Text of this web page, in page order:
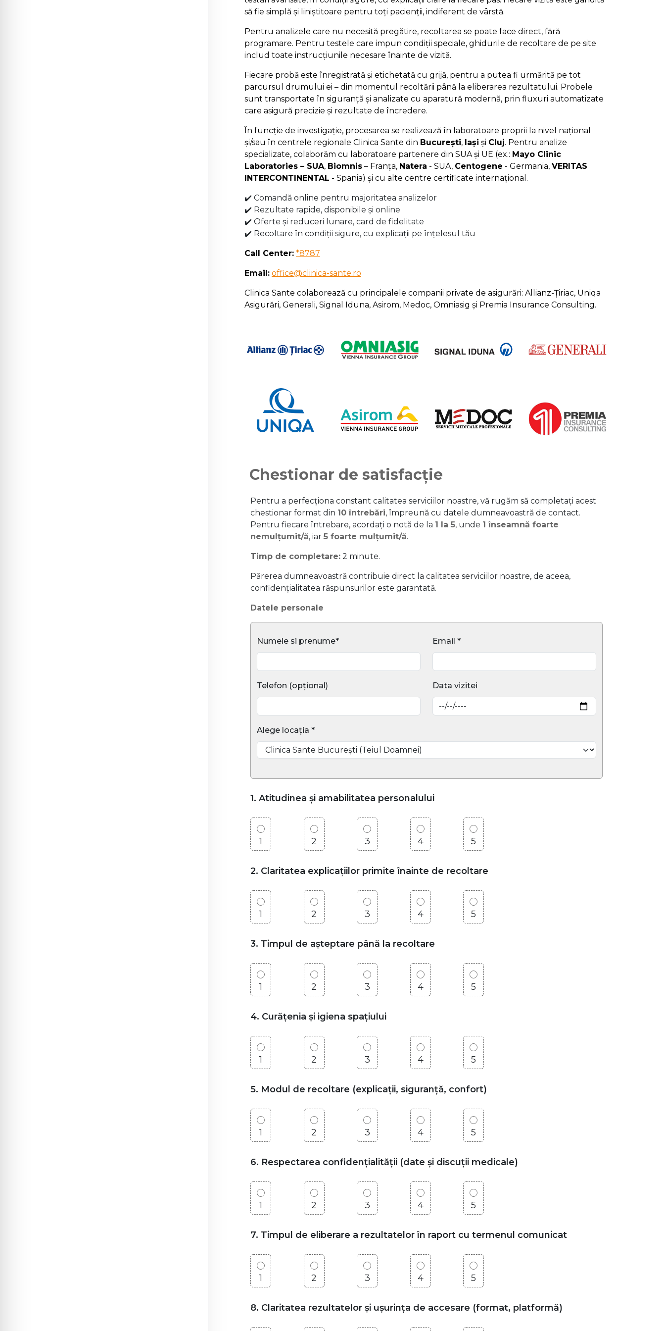
să fie simplă și liniștitoare pentru toți pacienții, indiferent de vârstă.
Pentru analizele care nu necesită pregătire, recoltarea se poate face direct, fără
programare. Pentru testele care impun condiții speciale, ghidurile de recoltare de pe site
includ toate instrucțiunile necesare înainte de vizită.
Fiecare probă este înregistrată și etichetată cu grijă, pentru a putea fi urmărită pe tot
parcursul drumului ei – din momentul recoltării până la eliberarea rezultatului. Probele
sunt transportate în siguranță și analizate cu aparatură modernă, prin fluxuri automatizate
care asigură precizie și rezultate de încredere.
În funcție de investigație, procesarea se realizează în laboratoare proprii la nivel național
și/sau în centrele regionale Clinica Sante din București, Iași și Cluj. Pentru analize
specializate, colaborăm cu laboratoare partenere din SUA și UE (ex.: Mayo Clinic
Laboratories – SUA, Biomnis – Franța, Natera - SUA, Centogene - Germania, VERITAS
INTERCONTINENTAL - Spania) și cu alte centre certificate internațional.
✔️ Comandă online pentru majoritatea analizelor
✔️ Rezultate rapide, disponibile și online
✔️ Oferte și reduceri lunare, card de fidelitate
✔️ Recoltare în condiții sigure, cu explicații pe înțelesul tău
Call Center: *8787
Email: office@clinica-sante.ro
Clinica Sante colaborează cu principalele companii private de asigurări: Allianz-Țiriac, Uniqa
Asigurări, Generali, Signal Iduna, Asirom, Medoc, Omniasig și Premia Insurance Consulting.
Chestionar de satisfacție
Pentru a perfecționa constant calitatea serviciilor noastre, vă rugăm să completați acest
chestionar format din 10 întrebări, împreună cu datele dumneavoastră de contact.
Pentru fiecare întrebare, acordați o notă de la 1 la 5, unde 1 înseamnă foarte
nemulțumit/ă, iar 5 foarte mulțumit/ă.
Timp de completare: 2 minute.
Părerea dumneavoastră contribuie direct la calitatea serviciilor noastre, de aceea,
confidențialitatea răspunsurilor este garantată.
Datele personale
Numele si prenume* Email *
Telefon (opțional) Data vizitei
Alege locația *
1. Atitudinea și amabilitatea personalului
1 2 3 4 5
2. Claritatea explicațiilor primite înainte de recoltare
1 2 3 4 5
3. Timpul de așteptare până la recoltare
1 2 3 4 5
4. Curățenia și igiena spațiului
1 2 3 4 5
5. Modul de recoltare (explicații, siguranță, confort)
1 2 3 4 5
6. Respectarea confidențialității (date și discuții medicale)
1 2 3 4 5
7. Timpul de eliberare a rezultatelor în raport cu termenul comunicat
1 2 3 4 5
8. Claritatea rezultatelor și ușurința de accesare (format, platformă)